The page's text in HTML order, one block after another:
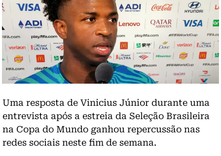
Uma resposta de Vinicius Júnior durante uma
entrevista após a estreia da Seleção Brasileira
na Copa do Mundo ganhou repercussão nas
redes sociais neste fim de semana.